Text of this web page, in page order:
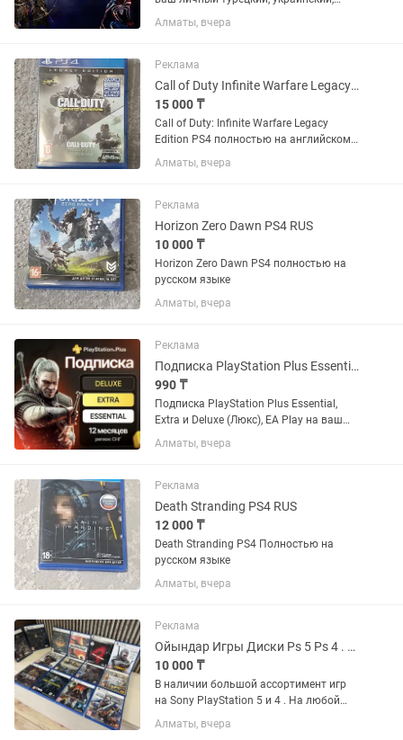
американский или польский PSN
аккаунт. Если аккаунта нет – помогу
запросу. Работают на PS4 и...
Алматы, вчера
Реклама
Call of Duty Infinite Warfare Legacy Edition PS4 ENG
15 000 ₸
Call of Duty: Infinite Warfare Legacy
Edition PS4 полностью на английском
языке
Алматы, вчера
Реклама
Horizon Zero Dawn PS4 RUS
10 000 ₸
Horizon Zero Dawn PS4 полностью на
русском языке
Алматы, вчера
Реклама
Подписка PlayStation Plus Essential, Extra, Deluxe
990 ₸
Подписка PlayStation Plus Essential,
Extra и Deluxe (Люкс), EA Play на ваш
украинский или турецкий аккаунт. Если
аккаунта нет - открою новый. Почти во
русская...
Алматы, вчера
Реклама
Death Stranding PS4 RUS
12 000 ₸
Death Stranding PS4 Полностью на
русском языке
Алматы, вчера
Реклама
Ойындар Игры Диски Ps 5 Ps 4 . Все для Sony PlayStation Пс 5
10 000 ₸
В наличии большой ассортимент игр
на Sony PlayStation 5 и 4 . На любой
вкус . Все игры лицензионные ,
оригинальные . Состояние идеал .
Алматы, вчера